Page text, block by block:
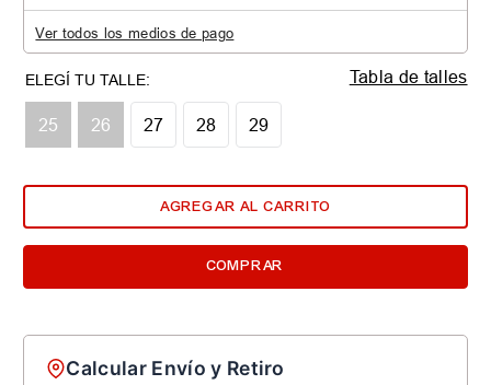
Ver todos los medios de pago
25 26 27 28 29
Tabla de talles
AGREGAR AL CARRITO
COMPRAR
Calcular Envío y Retiro